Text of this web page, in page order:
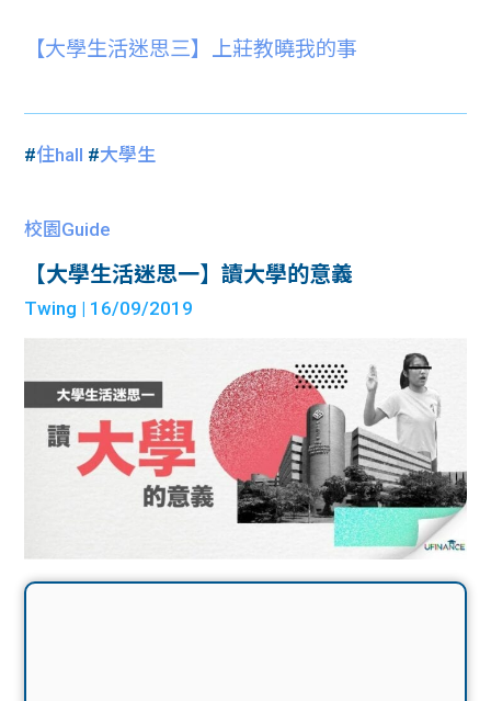
【大學生活迷思三】上莊教曉我的事
#住hall #大學生
校園Guide
【大學生活迷思一】讀大學的意義
Twing | 16/09/2019